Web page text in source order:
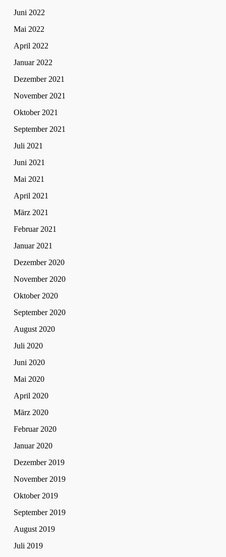
Juni 2022
Mai 2022
April 2022
Januar 2022
Dezember 2021
November 2021
Oktober 2021
September 2021
Juli 2021
Juni 2021
Mai 2021
April 2021
März 2021
Februar 2021
Januar 2021
Dezember 2020
November 2020
Oktober 2020
September 2020
August 2020
Juli 2020
Juni 2020
Mai 2020
April 2020
März 2020
Februar 2020
Januar 2020
Dezember 2019
November 2019
Oktober 2019
September 2019
August 2019
Juli 2019